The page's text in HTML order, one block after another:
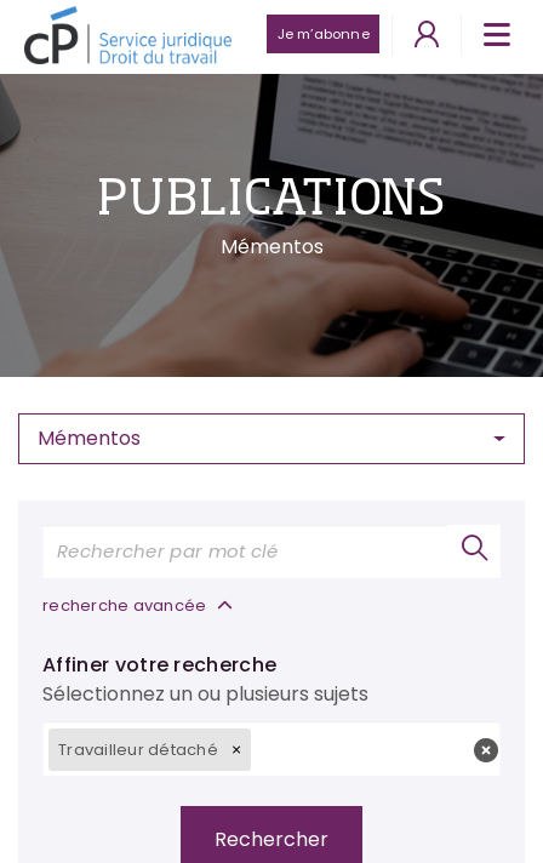
Je m’abonne
PUBLICATIONS
Mémentos
Mémentos
recherche avancée
Affiner votre recherche
Sélectionnez un ou plusieurs sujets
Travailleur détaché